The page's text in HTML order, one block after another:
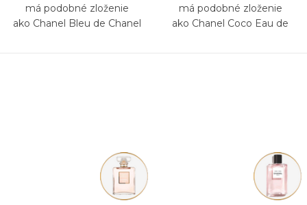
má podobné zloženie
ako Chanel Bleu de Chanel
má podobné zloženie
ako Chanel Coco Eau de